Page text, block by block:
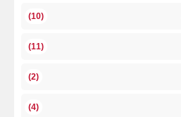
(10)
(11)
(2)
(4)